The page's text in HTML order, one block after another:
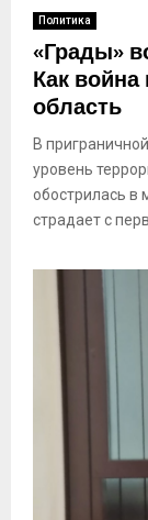
Политика
«Грады»
Как
область
В
уровень
обострилась в
страдает с